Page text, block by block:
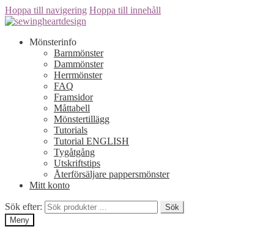
Hoppa till navigering Hoppa till innehåll
Mönsterinfo
Barnmönster
Dammönster
Herrmönster
FAQ
Framsidor
Måttabell
Mönstertillägg
Tutorials
Tutorial ENGLISH
Tygåtgång
Utskriftstips
Återförsäljare pappersmönster
Mitt konto
Sök efter:
Sök
Meny